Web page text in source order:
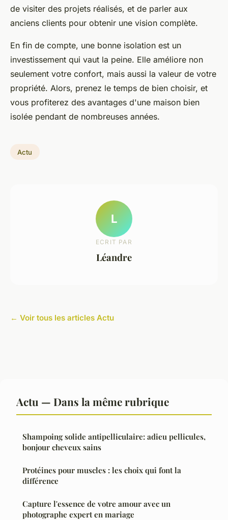
de visiter des projets réalisés, et de parler aux
anciens clients pour obtenir une vision complète.
En fin de compte, une bonne isolation est un
investissement qui vaut la peine. Elle améliore non
seulement votre confort, mais aussi la valeur de votre
propriété. Alors, prenez le temps de bien choisir, et
vous profiterez des avantages d'une maison bien
isolée pendant de nombreuses années.
Actu
L
ECRIT PAR
Léandre
← Voir tous les articles Actu
Actu — Dans la même rubrique
Shampoing solide antipelliculaire: adieu pellicules,
bonjour cheveux sains
Protéines pour muscles : les choix qui font la
différence
Capture l'essence de votre amour avec un
photographe expert en mariage